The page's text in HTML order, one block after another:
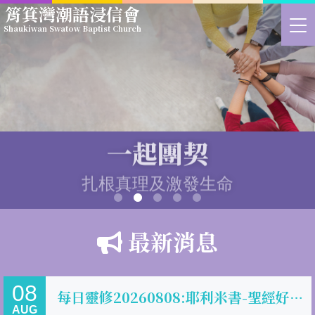
Skip
to
>
切
換
選
單
筲箕灣潮語浸信會
Shaukiwan Swatow Baptist Church
一起禱告
經歷神聽禱告的喜悅
一起團契
扎根真理及激發生命
最新消息
每日靈修20260808:耶利米書-聖經好好吃
08
AUG